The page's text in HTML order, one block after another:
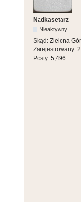
Nadkasetarz
Nieaktywny
Skąd: Zielona
Zarejestrowany:
Posty: 5,496